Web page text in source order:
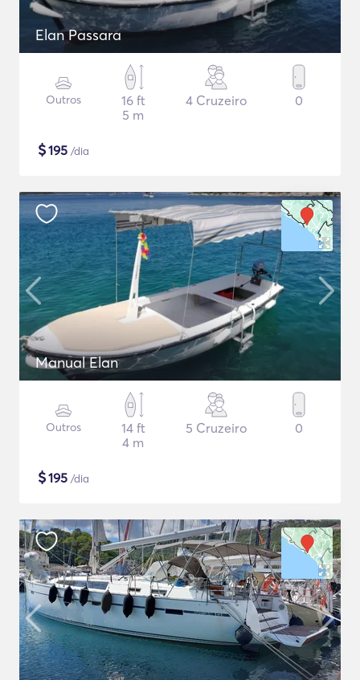
Elan Passara
Outros
16 ft
5 m
4 Cruzeiro 0
$195 /dia
Manual Elan
Outros
14 ft
4 m
5 Cruzeiro 0
$195 /dia